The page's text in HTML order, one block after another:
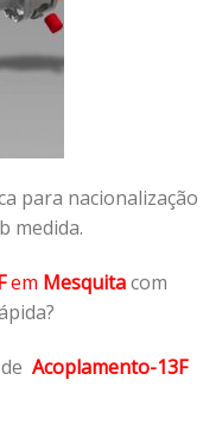
para nacionalização
medida.
em Mesquitacom
Acoplamento-13F